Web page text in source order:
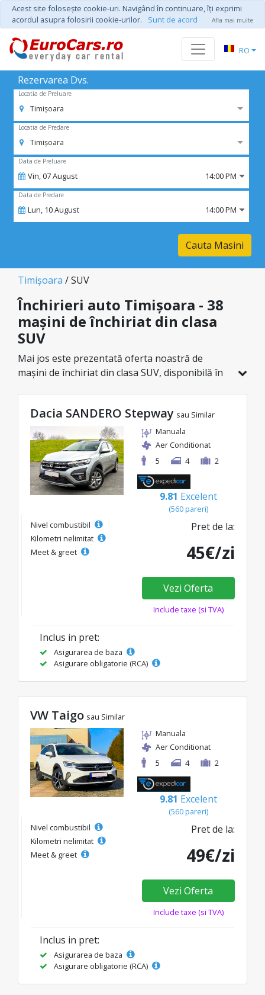
Acest site foloseşte cookie-uri. Navigând în continuare, îţi exprimi
acordul asupra folosirii cookie-urilor.
Sunt de acord Afla mai multe
RO
Rezervarea Dvs.
Locatia de Preluare
Timișoara
Locatia de Predare
Timișoara
Data de Preluare
Vin,07August 14:00 PM
Data de Predare
Lun, 10August 14:00 PM
Cauta Masini
Timișoara / SUV
Închirieri auto Timișoara - 38
mașini de închiriat din clasa
SUV
Mai jos este prezentată oferta noastră de
mașini de închiriat din clasa SUV, disponibilă în
categoria selectată, cu prețuri avantajoase ce
pornesc de la doar 38€/zi.
Dacia SANDERO Stepway sau Similar
Manuala
Aer Conditionat
5
4 2
9.81 Excelent
(560 pareri)
Nivel combustibil
Kilometri nelimitat
Meet & greet
Pret de la:
45€/zi
Vezi Oferta
Include taxe (si TVA)
Inclus in pret:
Asigurarea de baza
Asigurare obligatorie (RCA)
VW Taigo sau Similar
Manuala
Aer Conditionat
5
4 2
9.81 Excelent
(560 pareri)
Nivel combustibil
Kilometri nelimitat
Meet & greet
Pret de la:
49€/zi
Vezi Oferta
Include taxe (si TVA)
Inclus in pret:
Asigurarea de baza
Asigurare obligatorie (RCA)